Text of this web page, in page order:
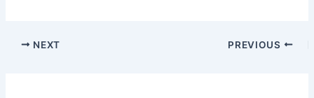
NEXT